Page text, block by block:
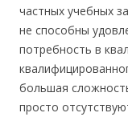
частных учебных
не способны
потребность в
большая
просто